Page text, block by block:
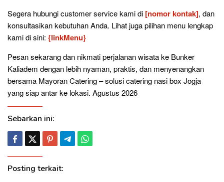
Segera hubungi customer service kami di [nomor kontak], dan
konsultasikan kebutuhan Anda. Lihat juga pilihan menu lengkap
kami di sini: {linkMenu}
Pesan sekarang dan nikmati perjalanan wisata ke Bunker
Kaliadem dengan lebih nyaman, praktis, dan menyenangkan
bersama Mayoran Catering – solusi catering nasi box Jogja
yang siap antar ke lokasi. Agustus 2026
Sebarkan ini:
Posting terkait: